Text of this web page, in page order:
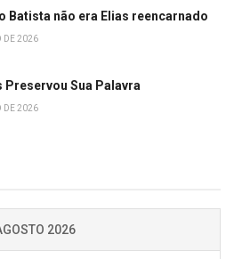
Batista não era Elias reencarnado
DE 2026
Preservou Sua Palavra
DE 2026
2026